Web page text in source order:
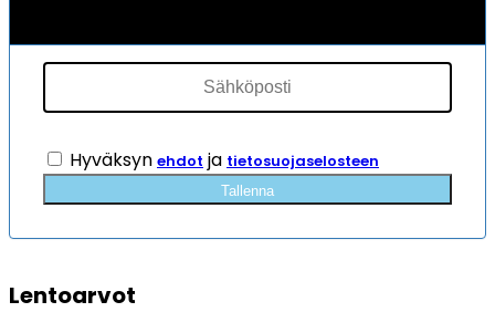
Hyväksyn ehdot ja tietosuojaselosteen
Tallenna
Lentoarvot